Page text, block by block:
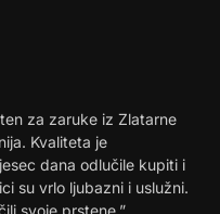
za zaruke iz Zlatarne
Kvaliteta je
dana odlučile kupiti i
su vrlo ljubazni i uslužni.